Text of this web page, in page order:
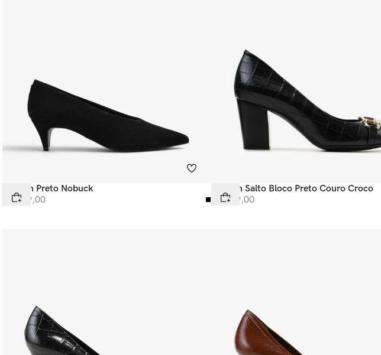
Scarpin Preto Nobuck
R$ 599,00
Scarpin Salto Bloco Preto Couro Croco
R$ 599,00